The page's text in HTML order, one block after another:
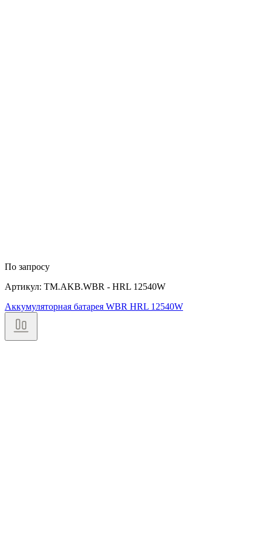
По запросу
Артикул: TM.AKB.WBR - HRL 12540W
Аккумуляторная батарея WBR HRL 12540W